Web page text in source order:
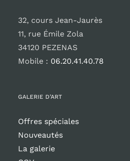
32, cours Jean-Jaurès
11, rue Émile Zola
34120 PEZENAS
Mobile : 06.20.41.40.78
GALERIE D’ART
Offres spéciales
Nouveautés
La galerie